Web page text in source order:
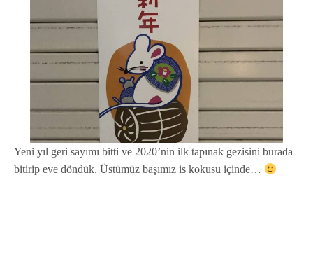
Yeni yıl geri sayımı bitti ve 2020’nin ilk tapınak gezisini burada
bitirip eve döndük. Üstümüz başımız is kokusu içinde…